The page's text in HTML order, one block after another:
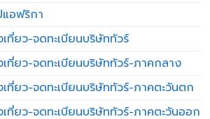
อฟริกา
ที่ยว-จดทะเบียนบริษัททัวร์
ที่ยว-จดทะเบียนบริษัททัวร์-ภาคกลาง
ที่ยว-จดทะเบียนบริษัททัวร์-ภาคตะวันตก
ที่ยว-จดทะเบียนบริษัททัวร์-ภาคตะวันออก